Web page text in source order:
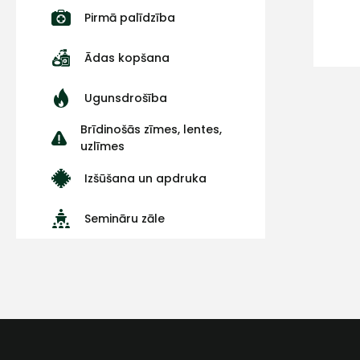
Pirmā palīdzība
Ādas kopšana
Ugunsdrošība
Brīdinošās zīmes, lentes,
uzlīmes
Izšūšana un apdruka
Semināru zāle